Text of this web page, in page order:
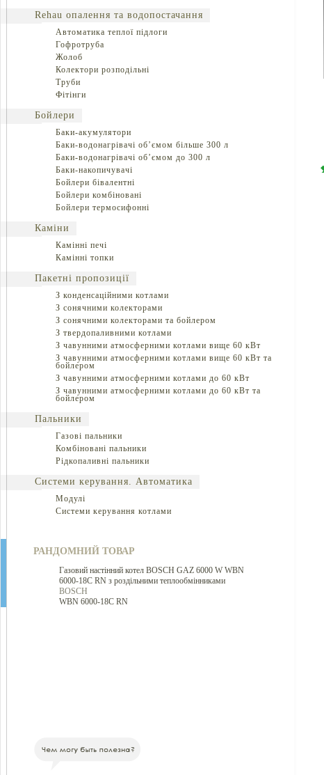
Rehau опалення та водопостачання
Автоматика теплої підлоги
Гофротруба
Жолоб
Колектори розподільні
Труби
Фітінги
Бойлери
Баки-акумулятори
Баки-водонагрівачі об’ємом більше 300 л
Баки-водонагрівачі об’ємом до 300 л
Баки-накопичувачі
Бойлери бівалентні
Бойлери комбіновані
Бойлери термосифонні
Каміни
Камінні печі
Камінні топки
Пакетні пропозиції
З конденсаційними котлами
З сонячними колекторами
З сонячними колекторами та бойлером
З твердопаливними котлами
З чавунними атмосферними котлами вище 60 кВт
З чавунними атмосферними котлами вище 60 кВт та
бойлером
З чавунними атмосферними котлами до 60 кВт
З чавунними атмосферними котлами до 60 кВт та
бойлером
Пальники
Газові пальники
Комбіновані пальники
Рідкопаливні пальники
Системи керування. Автоматика
Модулі
Системи керування котлами
РАНДОМНИЙ ТОВАР
Газовий настінний котел BOSCH GAZ 6000 W WBN
6000-18C RN з роздільними теплообмінниками
BOSCH
WBN 6000-18C RN